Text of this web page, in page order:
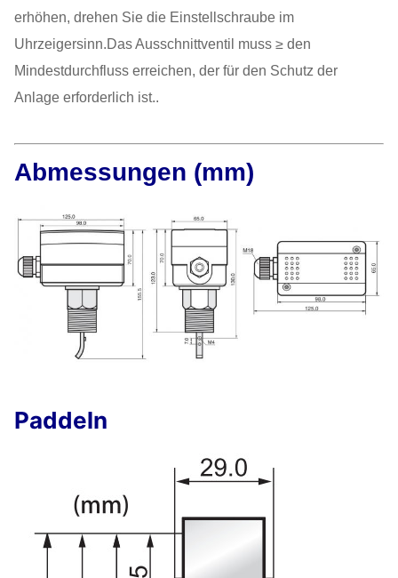
erhöhen, drehen Sie die Einstellschraube im
Uhrzeigersinn.Das Ausschnittventil muss ≥ den
Mindestdurchfluss erreichen, der für den Schutz der
Anlage erforderlich ist..
Abmessungen (mm)
Paddeln